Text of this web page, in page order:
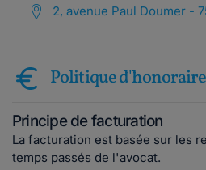
2, avenue Paul Doumer -
Politique
Principe de facturation
La facturation est basée sur les
temps passés de l'avocat.